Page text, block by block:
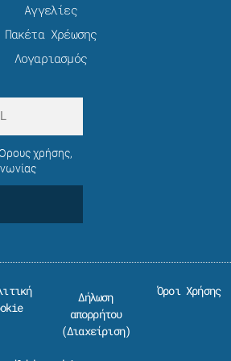
Αγγελίες
Πακέτα Χρέωσης​
Λογαριασμός
χρήσης,
Δήλωση
απορρήτου
(Διαχείριση)
Όροι Χρήσης